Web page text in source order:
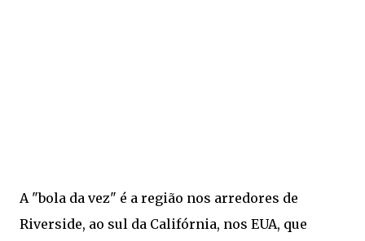
A "bola da vez" é a região nos arredores de
Riverside, ao sul da Califórnia, nos EUA, que